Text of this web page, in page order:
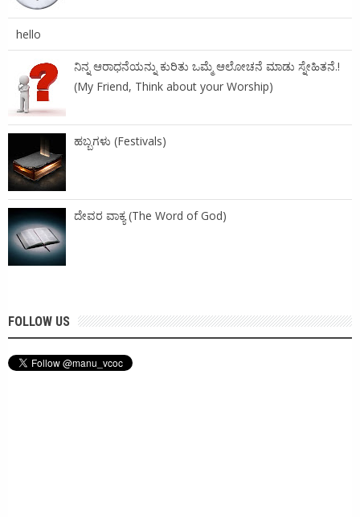
hello
ನಿನ್ನ ಆರಾಧನೆಯನ್ನು ಕುರಿತು ಒಮ್ಮೆ ಆಲೋಚನೆ ಮಾಡು ಸ್ನೇಹಿತನೆ.!
(My Friend, Think about your Worship)
ಹಬ್ಬಗಳು (Festivals)
ದೇವರ ವಾಕ್ಯ (The Word of God)
FOLLOW US